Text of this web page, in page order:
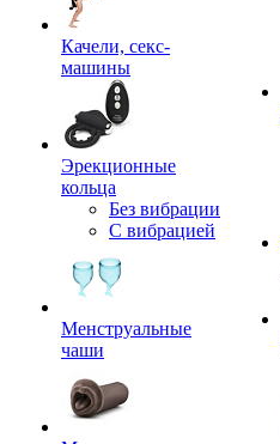
Качели, секс-
машины
Эрекционные
кольца
Без вибрации
С вибрацией
Менструальные
чаши